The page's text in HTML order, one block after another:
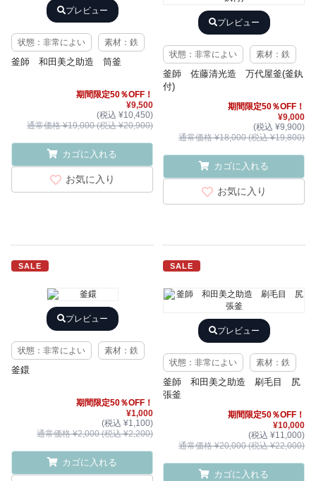
プレビュー
状態：非常によい 素材：鉄
釜師 和田美之助造 筒釜
期間限定50％OFF！
¥9,500
(税込 ¥10,450)
通常価格 ¥19,000 (税込 ¥20,900)
カゴに入れる
お気に入り
プレビュー
状態：非常によい 素材：鉄
釜師 佐藤清光造 万代屋釜(釜釻
付)
期間限定50％OFF！
¥9,000
(税込 ¥9,900)
通常価格 ¥18,000 (税込 ¥19,800)
カゴに入れる
お気に入り
SALE
プレビュー
状態：非常によい 素材：鉄
釜鐶
期間限定50％OFF！
¥1,000
(税込 ¥1,100)
通常価格 ¥2,000 (税込 ¥2,200)
カゴに入れる
SALE
プレビュー
状態：非常によい 素材：鉄
釜師 和田美之助造 刷毛目 尻
張釜
期間限定50％OFF！
¥10,000
(税込 ¥11,000)
通常価格 ¥20,000 (税込 ¥22,000)
カゴに入れる